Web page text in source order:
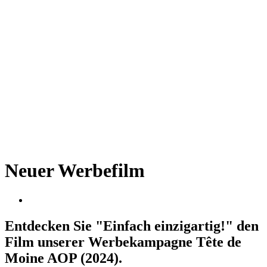
Neuer Werbefilm
Entdecken Sie "Einfach einzigartig!" den
Film unserer Werbekampagne Tête de
Moine AOP (2024).